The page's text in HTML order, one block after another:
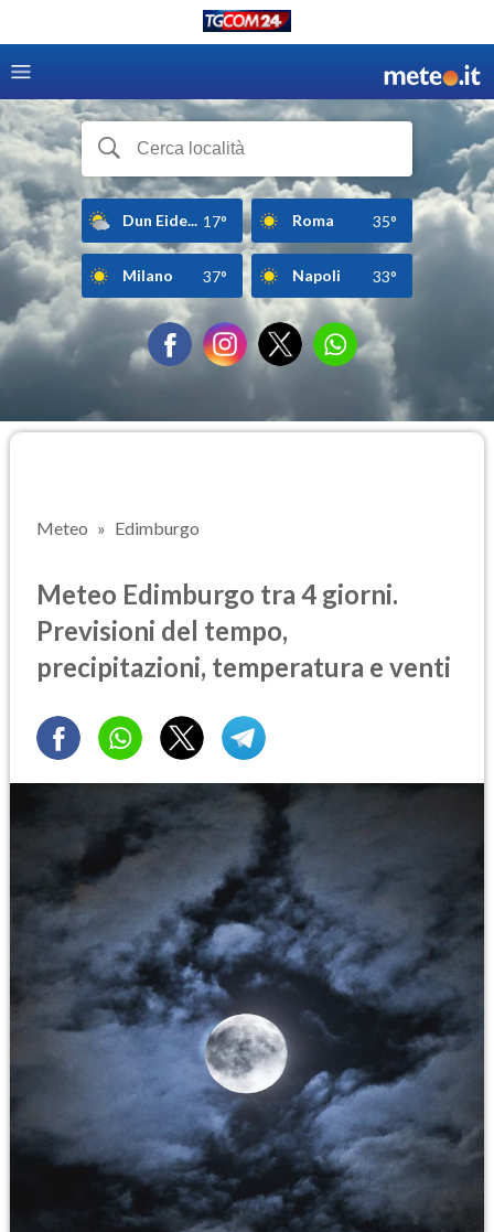
Dun Eide... 17° Roma 35°
Milano 37° Napoli 33°
Meteo Edimburgo
Meteo Edimburgo tra 4 giorni.
Previsioni del tempo,
precipitazioni, temperatura e venti